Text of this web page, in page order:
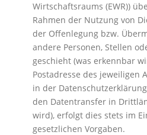
Wirtschaftsraums (EWR))
Rahmen der Nutzung von
der Offenlegung bzw.
andere Personen, Stellen
geschieht (was erkennbar
Postadresse des jeweiligen
in der
den Datentransfer in
wird), erfolgt dies stets im
gesetzlichen Vorgaben.